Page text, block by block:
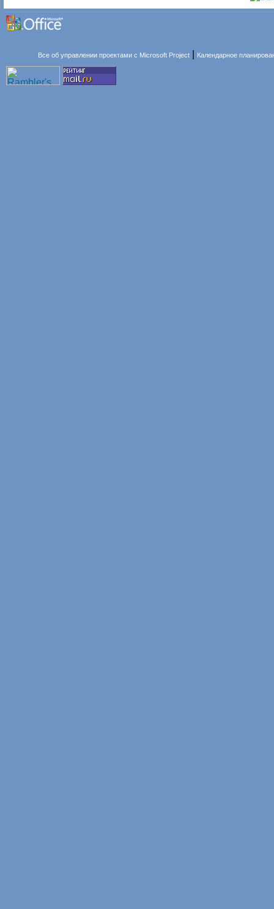
Все об управлении проектами с Microsoft Project Календарное